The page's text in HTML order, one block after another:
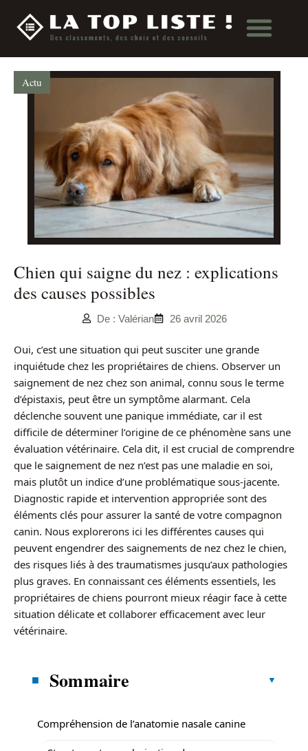
Actu
Chien qui saigne du nez : explications
des causes possibles
De : Valérian 26 avril 2026
Oui, c’est une situation qui peut susciter une grande
inquiétude chez les propriétaires de chiens. Observer un
saignement de nez chez son animal, connu sous le terme
d’épistaxis, peut être un symptôme alarmant. Cela
déclenche souvent une panique immédiate, car il est
difficile de déterminer l’origine de ce phénomène sans une
évaluation vétérinaire. Cela dit, il est crucial de comprendre
que le saignement de nez n’est pas une maladie en soi,
mais plutôt un indice d’une problématique sous-jacente.
Diagnostic rapide et intervention appropriée sont des
éléments clés pour assurer la santé de votre compagnon
canin. Nous explorerons ici les différentes causes qui
peuvent engendrer des saignements de nez chez le chien,
des risques liés à des traumatismes jusqu’aux pathologies
plus graves. En connaissant ces éléments essentiels, les
propriétaires de chiens pourront mieux réagir face à cette
situation délicate et collaborer efficacement avec leur
vétérinaire.
Sommaire
Compréhension de l’anatomie nasale canine